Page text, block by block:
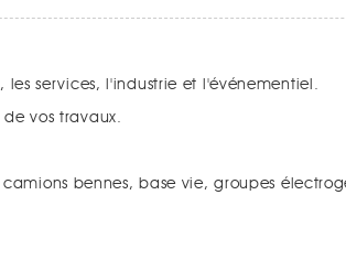
les services, l'industrie et l'événementiel.
vos travaux.
bennes, base vie, groupes